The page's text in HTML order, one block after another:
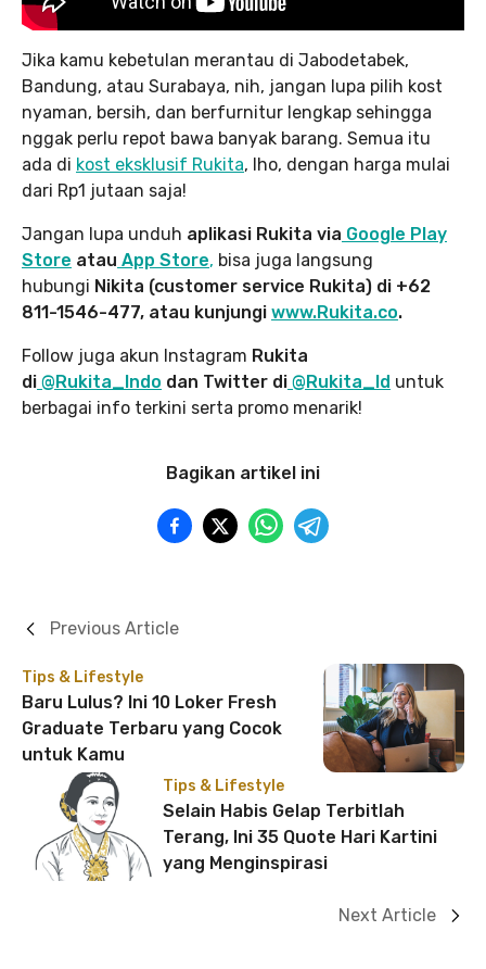
Jika kamu kebetulan merantau di Jabodetabek,
Bandung, atau Surabaya, nih, jangan lupa pilih kost
nyaman, bersih, dan berfurnitur lengkap sehingga
nggak perlu repot bawa banyak barang. Semua itu
ada di kost eksklusif Rukita, lho, dengan harga mulai
dari Rp1 jutaan saja!
Jangan lupa unduh aplikasi Rukita via Google Play
Store atau App Store, bisa juga langsung
hubungi Nikita (customer service Rukita) di +62
811-1546-477, atau kunjungi www.Rukita.co.
Follow juga akun Instagram Rukita
di @Rukita_Indo dan Twitter di @Rukita_Id untuk
berbagai info terkini serta promo menarik!
Bagikan artikel ini
Tips & Lifestyle
Baru Lulus? Ini 10 Loker Fresh
Graduate Terbaru yang Cocok
untuk Kamu
Previous Article
Tips & Lifestyle
Selain Habis Gelap Terbitlah
Terang, Ini 35 Quote Hari Kartini
yang Menginspirasi
Next Article